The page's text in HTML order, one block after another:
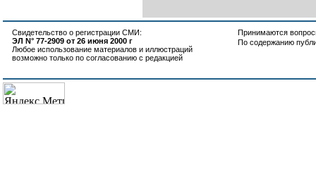
Свидетельство о регистрации СМИ:
ЭЛ N° 77-2909 от 26 июня 2000 г
Любое использование материалов и иллюстраций
возможно только по согласованию с редакцией
Принимаются
По содержанию